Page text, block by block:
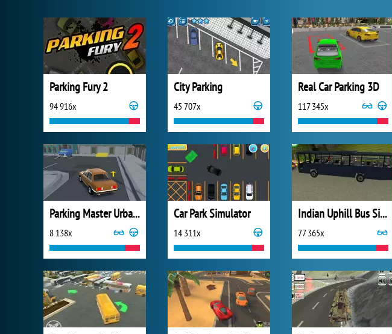
Parking Fury 2
94 916x
City Parking
45 707x
Real Car Parking 3D
117 345x
Parking Master Urban Challenges
8 138x
Car Park Simulator
14 311x
Indian Uphill Bus Simulator 3D
77 365x